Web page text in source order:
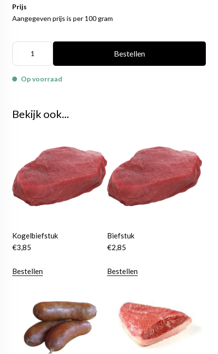
Prijs
Aangegeven prijs is per 100 gram
Bestellen
Op voorraad
Bekijk ook...
Kogelbiefstuk
€3,85
Bestellen
Biefstuk
€2,85
Bestellen